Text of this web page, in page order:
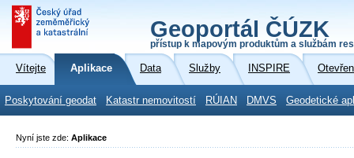
Geoportál ČÚZK
přístup k mapovým produktům a službám
Vítejte Aplikace Data Služby INSPIRE
Poskytování geodat Katastr nemovitostí RÚIAN DMVS Geodetické
Nyní jste zde: Aplikace